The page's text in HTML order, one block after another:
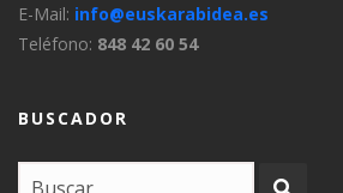
E-Mail: info@euskarabidea.es
Teléfono: 848 42 60 54
BUSCADOR